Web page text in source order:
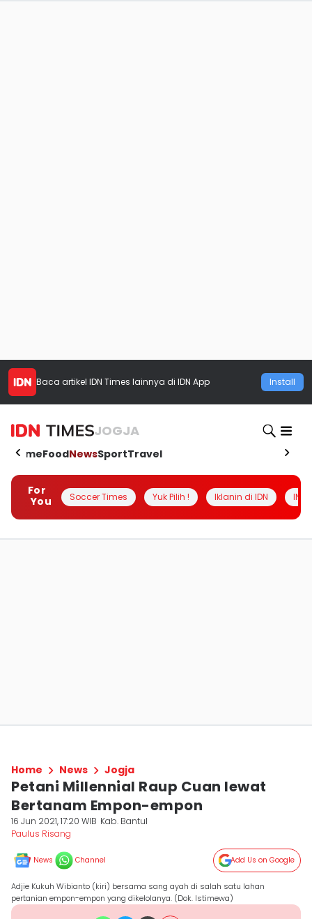
Baca artikel IDN Times lainnya di IDN App Install
JOGJA
HomeFoodNewsSportTravel
For
You
Soccer Times Yuk Pilih ! Iklanin di IDN
Home News Jogja
Petani Millennial Raup Cuan lewat
Bertanam Empon-empon
16 Jun 2021, 17:20 WIB Kab. Bantul
Paulus Risang
News Channel Add Us on Google
Adjie Kukuh Wibianto (kiri) bersama sang ayah di salah satu lahan
pertanian empon-empon yang dikelolanya. (Dok. Istimewa)